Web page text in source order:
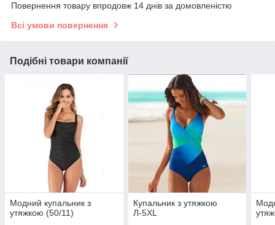
Повернення товару впродовж 14 днів за домовленістю
Всі умови повернення
Подібні товари компанії
Модний купальник з
утяжкою (50/11)
Купальник з утяжкою
Л-5XL